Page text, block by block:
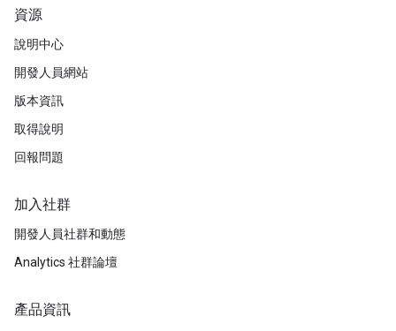
資源
說明中心
開發人員網站
版本資訊
取得說明
回報問題
加入社群
開發人員社群和動態
Analytics 社群論壇
產品資訊